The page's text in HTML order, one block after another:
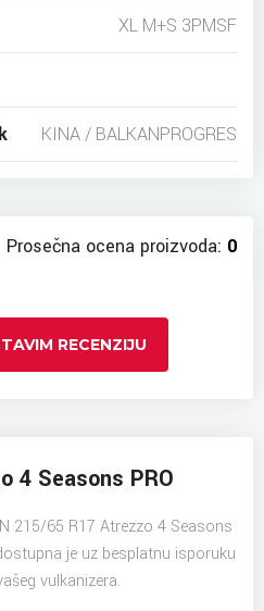
XL M+S 3PMSF
KINA / BALKANPROGRES
Prosečna ocena proizvoda: 0
RECENZIJU
4 Seasons PRO
215/65 R17 Atrezzo 4 Seasons
je uz besplatnu isporuku
vulkanizera.